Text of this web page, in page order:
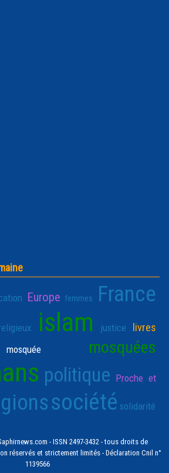
Europe femmes France
islam justice livres
mosquée mosquées
politique Proche et
société solidarité
- ISSN 2497-3432 - tous droits de
réservés et strictement limités - Déclaration Cnil n°
1139566